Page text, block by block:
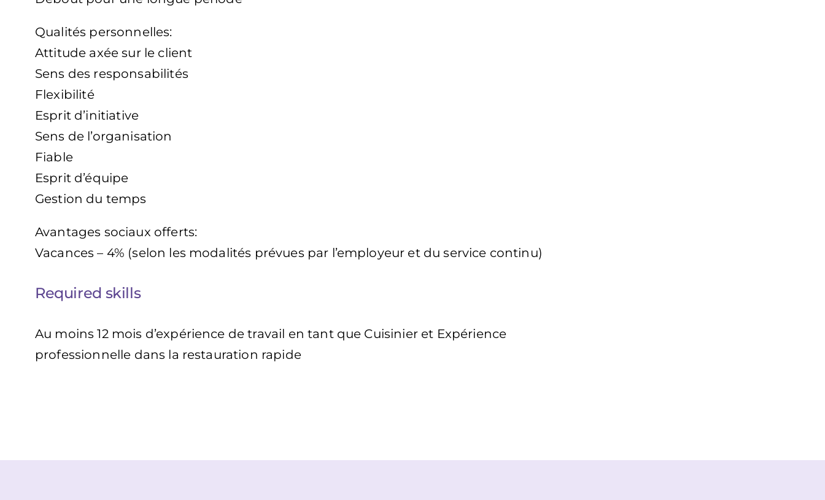
Qualités personnelles:
Attitude axée sur le client
Sens des responsabilités
Flexibilité
Esprit d’initiative
Sens de l’organisation
Fiable
Esprit d’équipe
Gestion du temps
Avantages sociaux offerts:
Vacances – 4% (selon les modalités prévues par l’employeur et du service continu)
Required skills
Au moins 12 mois d’expérience de travail en tant que Cuisinier et Expérience
professionnelle dans la restauration rapide